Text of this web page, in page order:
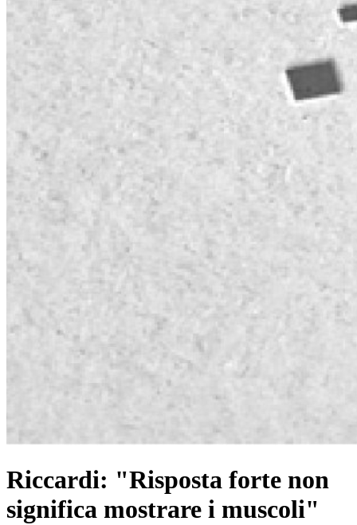
Riccardi: "Risposta forte non
significa mostrare i muscoli"